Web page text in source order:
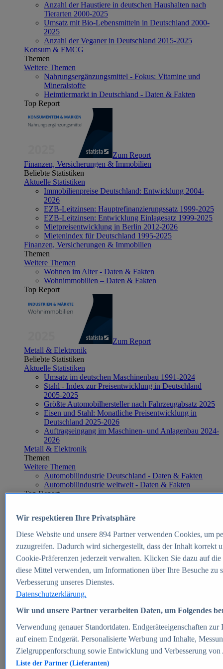
Anzahl der Haustiere in deutschen Haushalten nach
Tierarten 2000-2025
Umsatz mit Bio-Lebensmitteln in Deutschland 2000-
2025
Anzahl der Veganer in Deutschland 2015-2025
Konsum & FMCG
Themen
Weitere Themen
Nahrungsergänzungsmittel - Fokus: Vitamine und
Mineralstoffe
Heimtiermarkt in Deutschland - Daten & Fakten
Top Report
Zum Report
Finanzen, Versicherungen & Immobilien
Beliebte Statistiken
Aktuelle Statistiken
Immobilienpreise Deutschland: Entwicklung 2004-
2026
EZB-Leitzinsen: Hauptrefinanzierungssatz 1999-2025
EZB-Leitzinsen: Entwicklung Einlagesatz 1999-2025
Mietpreisentwicklung in Berlin 2012-2026
Mietenindex für Deutschland 1995-2025
Finanzen, Versicherungen & Immobilien
Themen
Weitere Themen
Wohnen im Alter - Daten & Fakten
Wohnimmobilien – Daten & Fakten
Top Report
Zum Report
Metall & Elektronik
Beliebte Statistiken
Aktuelle Statistiken
Umsatz im deutschen Maschinenbau 1991-2024
Stahl - Index zur Preisentwicklung in Deutschland
2005-2025
Größte Automobilhersteller nach Fahrzeugabsatz 2025
Eisen und Stahl: Monatliche Preisentwicklung in
Deutschland 2025-2026
Auftragseingang im Maschinen- und Anlagenbau 2024-
2026
Metall & Elektronik
Themen
Weitere Themen
Automobilindustrie Deutschland - Daten & Fakten
Automobilindustrie weltweit - Daten & Fakten
Top Report
Zum Report
E-commerce
Beliebte Statistiken
Aktuelle Statistiken
E-Commerce - Entwicklung des Umsatzes in
Deutschland 1999-2025
Umsatz von Amazon in Deutschland und weltweit
2010-2025
B2C-E-Commerce: Top-50 Online Shops in
Deutschland 2024
Marktanteile von Online-Zahlungsverfahren in
Deutschland 2024
Umsatzstarke Warengruppen im Online-Handel in
Deutschland 2023-2025
Wir respektieren Ihre Privatsphäre
Diese Website und unsere 894Partner verwenden Cookies, um
zuzugreifen. Dadurch wird sichergestellt, dass der Inhalt korrekt
Cookie-Präferenzen jederzeit verwalten. Klicken Sie dazu auf
diese Mittel verwenden, um Informationen über Ihre Besuche
Verbesserung unseres Dienstes.
Datenschutzerklärung.
Wir und unsere Partner verarbeiten Daten, um Folgendes
Verwendung genauer Standortdaten. Endgeräteeigenschaften
auf einem Endgerät. Personalisierte Werbung und Inhalte,
Zielgruppenforschung sowie Entwicklung und Verbesserung von
Liste der Partner (Lieferanten)